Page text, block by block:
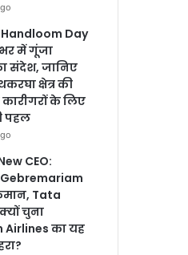
Day
में गूंजा
संदेश, जानिए
क्षेत्र की
के लिए
पहल
CEO:
Tata
चुना
Airlines का यह